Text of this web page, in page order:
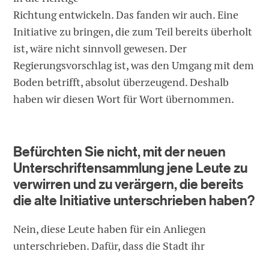
Richtung entwickeln. Das fanden wir auch. Eine
Initiative zu bringen, die zum Teil bereits überholt
ist, wäre nicht sinnvoll gewesen. Der
Regierungsvorschlag ist, was den Umgang mit dem
Boden betrifft, absolut überzeugend. Deshalb
haben wir diesen Wort für Wort übernommen.
Befürchten Sie nicht, mit der neuen
Unterschriftensammlung jene Leute zu
verwirren und zu verärgern, die bereits
die alte Initiative unterschrieben haben?
Nein, diese Leute haben für ein Anliegen
unterschrieben. Dafür, dass die Stadt ihr